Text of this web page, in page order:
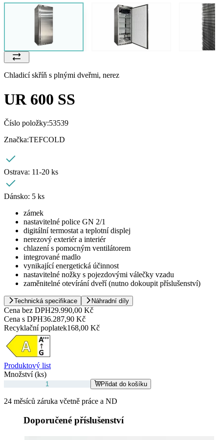
Chladicí skříň s plnými dveřmi, nerez
UR 600 SS
Číslo položky:53539
Značka:TEFCOLD
Ostrava: 11-20 ks
Dánsko: 5 ks
zámek
nastavitelné police GN 2/1
digitální termostat a teplotní displej
nerezový exteriér a interiér
chlazení s pomocným ventilátorem
integrované madlo
vynikající energetická účinnost
nastavitelné nožky s pojezdovými válečky vzadu
zaměnitelné otevírání dveří (nutno dokoupit příslušenství)
Technická specifikace Náhradní díly
Cena bez DPH29.990,00 Kč
Cena s DPH36.287,90 Kč
Recyklační poplatek168,00 Kč
Produktový list
Množství (ks)
Přidat do košíku
24 měsíců záruka včetně práce a ND
Doporučené příslušenství